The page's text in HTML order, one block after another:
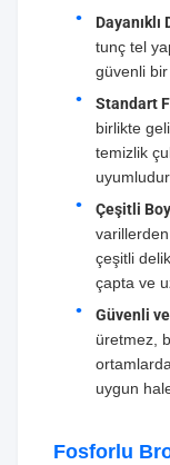
Dayanıklı
tunç tel
güvenli
Standart
birlikte
temizlik
uyumludur.
Çeşitli
çeşitli
çapta ve
Güvenli ve
üretmez,
uygun
Fosforlu